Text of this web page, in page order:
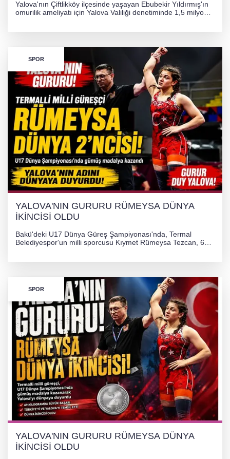
Yalova'nın Çiftlikköy ilçesinde yaşayan Ebubekir Yıldırmış'ın
omurilik ameliyatı için Yalova Valiliği denetiminde 1,5 milyon
SPOR
YALOVA'NIN GURURU RÜMEYSA DÜNYA
İKİNCİSİ OLDU
Bakü'deki U17 Dünya Güreş Şampiyonası'nda, Termal
Belediyespor'un milli sporcusu Kıymet Rümeysa Tezcan, 69
SPOR
YALOVA'NIN GURURU RÜMEYSA DÜNYA
İKİNCİSİ OLDU